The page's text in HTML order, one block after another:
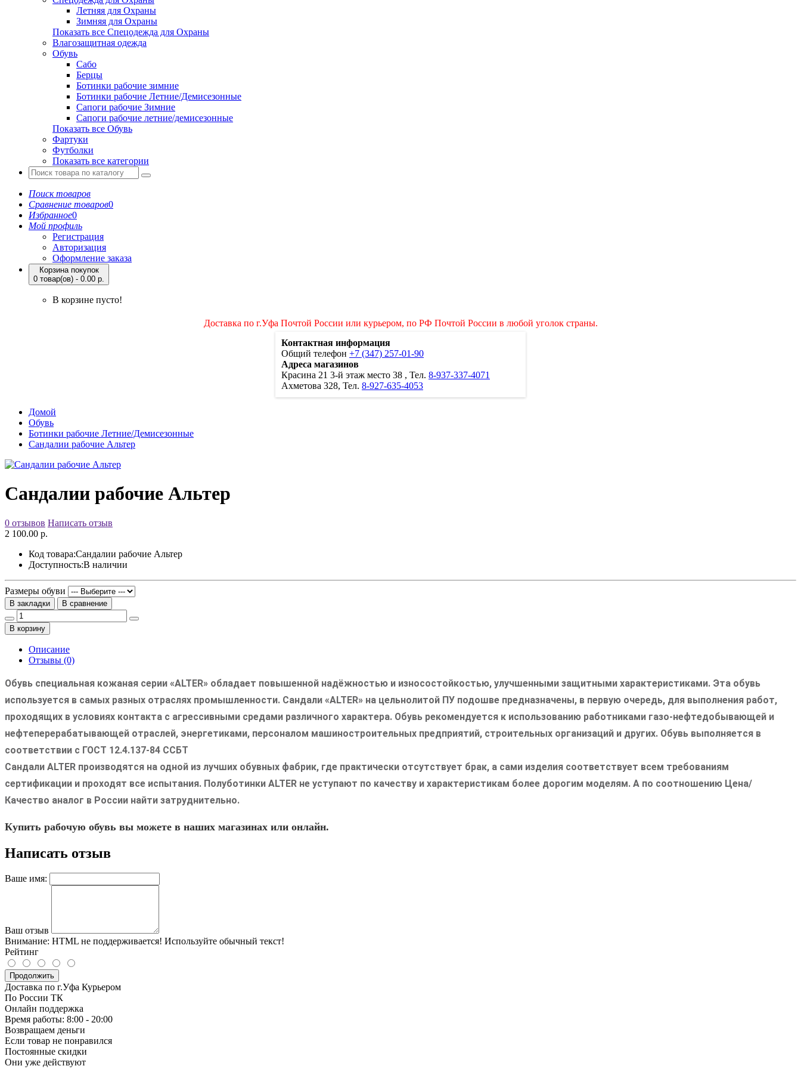
Летняя для Охраны
Зимняя для Охраны
Показать все Спецодежда для Охраны
Влагозащитная одежда
Обувь
Сабо
Берцы
Ботинки рабочие зимние
Ботинки рабочие Летние/Демисезонные
Сапоги рабочие Зимние
Сапоги рабочие летние/демисезонные
Показать все Обувь
Фартуки
Футболки
Показать все категории
Поиск товаров
Сравнение товаров0
Избранное0
Мой профиль
Регистрация
Авторизация
Оформление заказа
Корзина покупок
0 товар(ов) - 0.00 р.
В корзине пусто!
Доставка по г.Уфа Почтой России или курьером, по РФ Почтой России в любой уголок страны.
Контактная информация
Общий телефон +7 (347) 257-01-90
Адреса магазинов
Красина 21 3-й этаж место 38 , Тел. 8-937-337-4071
Ахметова 328, Тел. 8-927-635-4053
Домой
Обувь
Ботинки рабочие Летние/Демисезонные
Сандалии рабочие Альтер
Сандалии рабочие Альтер
0 отзывов Написать отзыв
2 100.00 р.
Код товара:Сандалии рабочие Альтер
Доступность:В наличии
Размеры обуви
В закладки В сравнение
В корзину
Описание
Отзывы (0)
Обувь специальная кожаная серии «ALTER» обладает повышенной надёжностью и износостойкостью, улучшенными защитными характеристиками. Эта обувь
используется в самых разных отраслях промышленности. Сандали «ALTER» на цельнолитой ПУ подошве предназначены, в первую очередь, для выполнения работ,
проходящих в условиях контакта с агрессивными средами различного характера. Обувь рекомендуется к использованию работниками газо-нефтедобывающей и
нефтеперерабатывающей отраслей, энергетиками, персоналом машиностроительных предприятий, строительных организаций и других. Обувь выполняется в
соответствии с ГОСТ 12.4.137-84 ССБТ
Сандали ALTER производятся на одной из лучших обувных фабрик, где практически отсутствует брак, а сами изделия соответствует всем требованиям
сертификации и проходят все испытания. Полуботинки ALTER не уступают по качеству и характеристикам более дорогим моделям. А по соотношению Цена/
Качество аналог в России найти затруднительно.
Купить рабочую обувь вы можете в наших магазинах или онлайн.
Написать отзыв
Ваше имя:
Ваш отзыв
Внимание: HTML не поддерживается! Используйте обычный текст!
Рейтинг
Продолжить
Доставка по г.Уфа Курьером
По России ТК
Онлайн поддержка
Время работы: 8:00 - 20:00
Возвращаем деньги
Если товар не понравился
Постоянные скидки
Они уже действуют